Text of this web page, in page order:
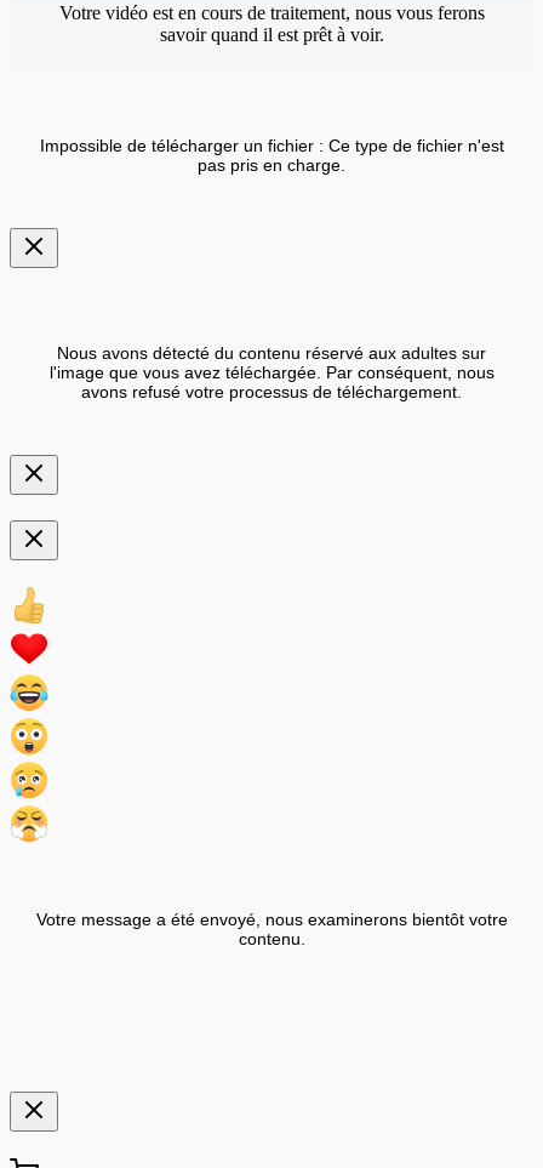
Votre vidéo est en cours de traitement, nous vous ferons
savoir quand il est prêt à voir.
Impossible de télécharger un fichier : Ce type de fichier n'est
pas pris en charge.
Nous avons détecté du contenu réservé aux adultes sur
l'image que vous avez téléchargée. Par conséquent, nous
avons refusé votre processus de téléchargement.
Votre message a été envoyé, nous examinerons bientôt votre
contenu.